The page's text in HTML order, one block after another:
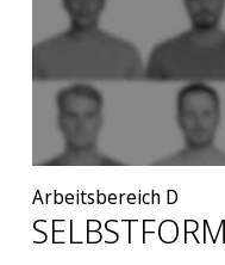
Arbeitsbereich D